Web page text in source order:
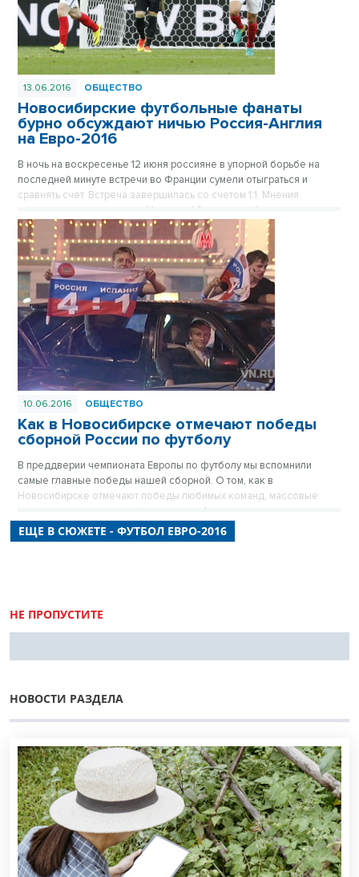
13.06.2016 ОБЩЕСТВО
Новосибирские футбольные фанаты
бурно обсуждают ничью Россия-Англия
на Евро-2016
В ночь на воскресенье 12 июня россияне в упорной борьбе на
последней минуте встречи во Франции сумели отыграться и
сравнять счет. Встреча завершилась со счетом 1:1. Мнения
полярно разделились: от «Молодцы! Здорово рубились» до
«Хоккей смотреть интереснее».
10.06.2016 ОБЩЕСТВО
Как в Новосибирске отмечают победы
сборной России по футболу
В преддверии чемпионата Европы по футболу мы вспомнили
самые главные победы нашей сборной. О том, как в
Новосибирске отмечают победы любимых команд, массовые
гуляния разукрашенных фанатов, пробки на улицах в три часа
ночи и показательные сожжения спортивной атрибутики команд-
противников в материале корреспондента VN.ru.
ЕЩЕ В СЮЖЕТЕ - ФУТБОЛ ЕВРО-2016
НЕ ПРОПУСТИТЕ
НОВОСТИ РАЗДЕЛА